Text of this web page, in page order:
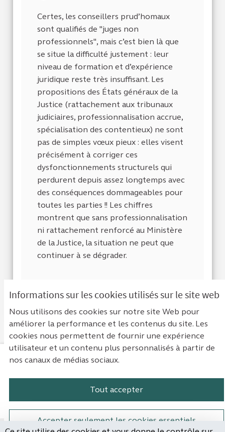
Informations sur les cookies utilisés sur le site web
Nous utilisons des cookies sur notre site Web pour
améliorer la performance et les contenus du site. Les
cookies nous permettent de fournir une expérience
utilisateur et un contenu plus personnalisés à partir de
nos canaux de médias sociaux.
Tout accepter
Accepter seulement les cookies essentiels
Certes, les conseillers prud’homaux
sont qualifiés de "juges non
professionnels", mais c’est bien là que
se situe la difficulté justement : leur
niveau de formation et d’expérience
juridique reste très insuffisant. Les
propositions des États généraux de la
Justice (rattachement aux tribunaux
judiciaires, professionnalisation accrue,
spécialisation des contentieux) ne sont
pas de simples vœux pieux : elles visent
précisément à corriger ces
dysfonctionnements structurels qui
perdurent depuis assez longtemps avec
des conséquences dommageables pour
toutes les parties !! Les chiffres
montrent que sans professionnalisation
ni rattachement renforcé au Ministère
de la Justice, la situation ne peut que
continuer à se dégrader.
Mentions légales
Paramètres des cookies
Plateforme de participation de la
Plateforme de participation de la
Plateforme de participation
Plateforme de